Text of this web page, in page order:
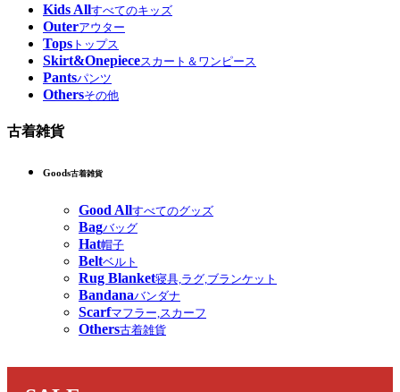
Kids Allすべてのキッズ
Outerアウター
Tops トップス
Skirt&Onepieceスカート＆ワンピース
Pantsパンツ
Othersその他
古着雑貨
Goods古着雑貨
Good Allすべてのグッズ
Bagバッグ
Hat帽子
Beltベルト
Rug Blanket寝具,ラグ,ブランケット
Bandanaバンダナ
Scarfマフラー,スカーフ
Others古着雑貨